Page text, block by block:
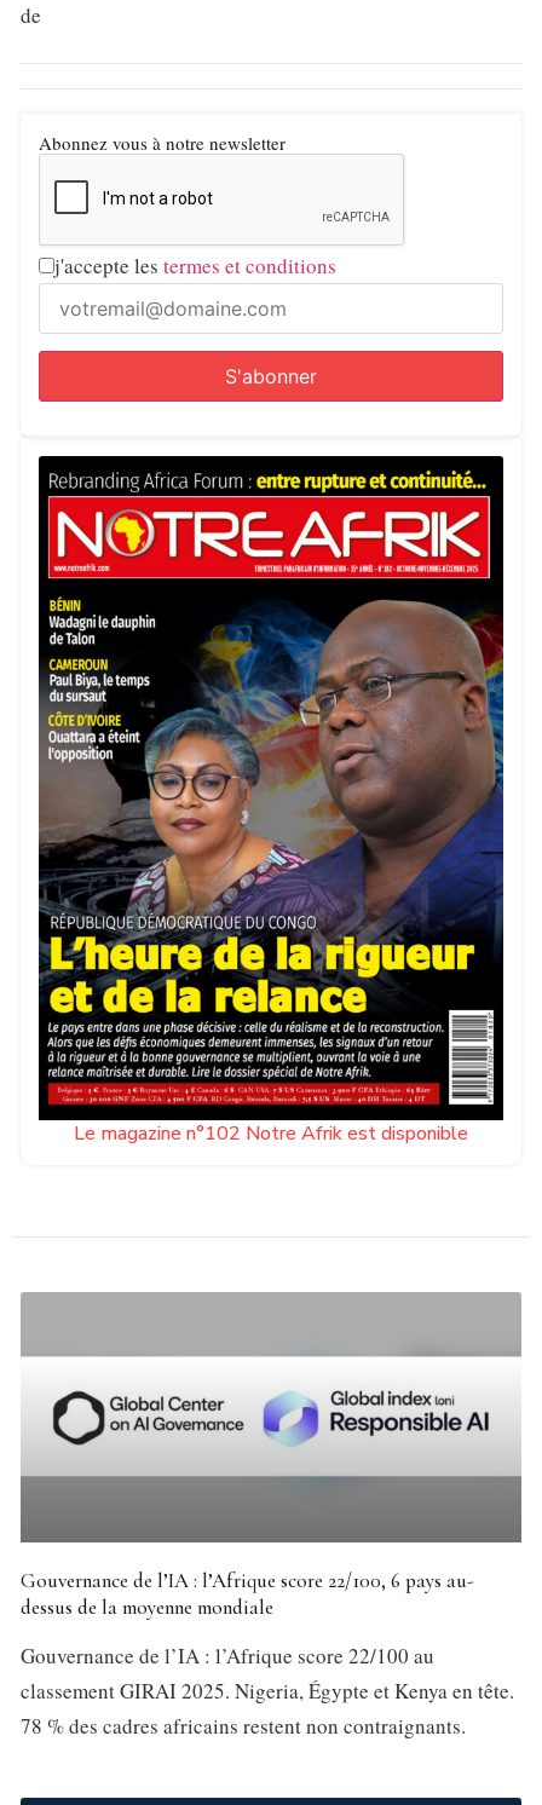
de
Abonnez vous à notre newsletter
j'accepte les termes et conditions
Le magazine n°102 Notre Afrik est disponible
Gouvernance de l’IA : l’Afrique score 22/100, 6 pays au-
dessus de la moyenne mondiale
Gouvernance de l’IA : l’Afrique score 22/100 au
classement GIRAI 2025. Nigeria, Égypte et Kenya en tête.
78 % des cadres africains restent non contraignants.